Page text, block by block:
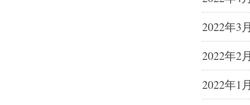
2022年3月
2022年2月
2022年1月